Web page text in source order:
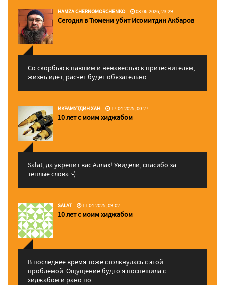
HAMZA CHERNOMORCHENKO 03.06.2026, 23:29
Сегодня в Тюмени убит Исомитдин Акбаров
Со скорбью к павшим и ненавестью к притеснителям,
жизнь идет, расчет будет обязательно. ...
ИКРАМУТДИН ХАН 17.04.2025, 00:27
10 лет с моим хиджабом
Salat, да укрепит вас Аллаx! Увидели, спасибо за
теплые слова :-)...
SALAT 11.04.2025, 09:02
10 лет с моим хиджабом
В последнее время тоже столкнулась с этой
проблемой. Ощущение будто я поспешила с
хиджабом и рано по...